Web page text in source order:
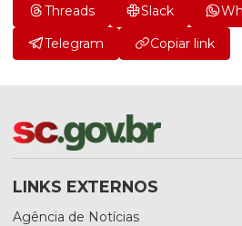
Threads
Slack
Telegram
Copiar link
LINKS EXTERNOS
Agência de Notícias